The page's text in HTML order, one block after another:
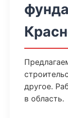
другое.
в область.